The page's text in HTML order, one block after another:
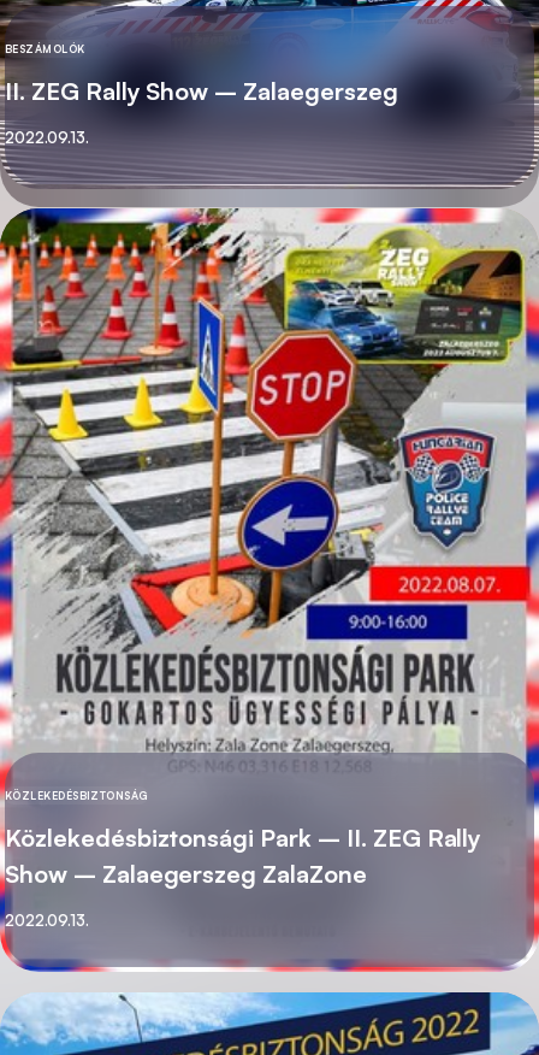
KATEGÓRIA
BESZÁMOLÓK
II. ZEG Rally Show – Zalaegerszeg
Közzétett
2022.09.13.
KATEGÓRIA
KÖZLEKEDÉSBIZTONSÁG
Közlekedésbiztonsági Park – II. ZEG Rally
Show – Zalaegerszeg ZalaZone
Közzétett
2022.09.13.